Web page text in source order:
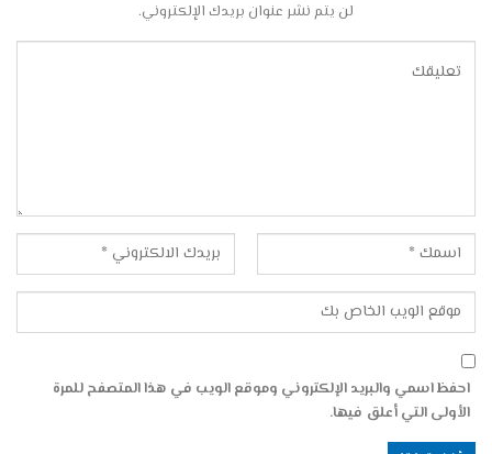
لن يتم نشر عنوان بريدك الإلكتروني.
احفظ اسمي والبريد الإلكتروني وموقع الويب في هذا المتصفح للمرة
الأولى التي أعلق فيها.